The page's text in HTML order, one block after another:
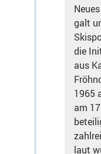
galt
die
aus
1965
am
laut